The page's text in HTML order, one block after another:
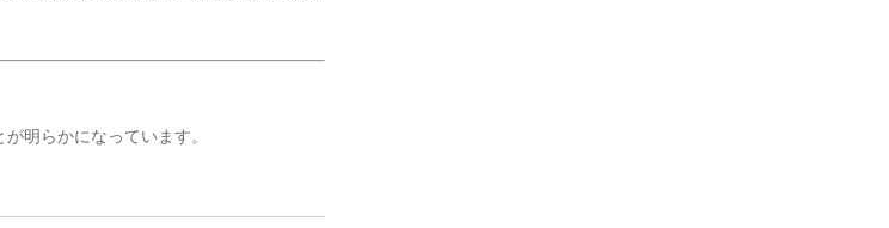
が明らかになっています。